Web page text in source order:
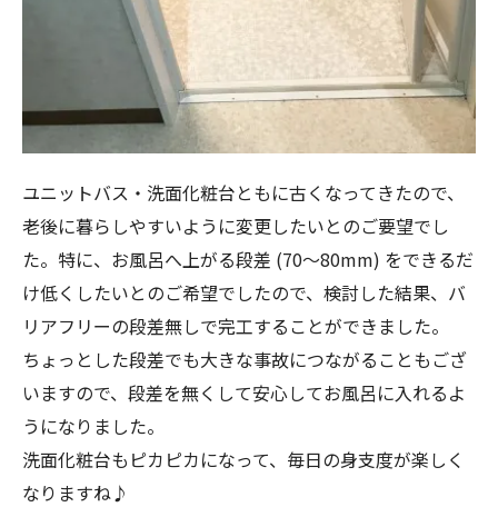
ユニットバス・洗面化粧台ともに古くなってきたので、
老後に暮らしやすいように変更したいとのご要望でし
た。特に、お風呂へ上がる段差 (70～80mm) をできるだ
け低くしたいとのご希望でしたので、検討した結果、バ
リアフリーの段差無しで完工することができました。
ちょっとした段差でも大きな事故につながることもござ
いますので、段差を無くして安心してお風呂に入れるよ
うになりました。
洗面化粧台もピカピカになって、毎日の身支度が楽しく
なりますね♪